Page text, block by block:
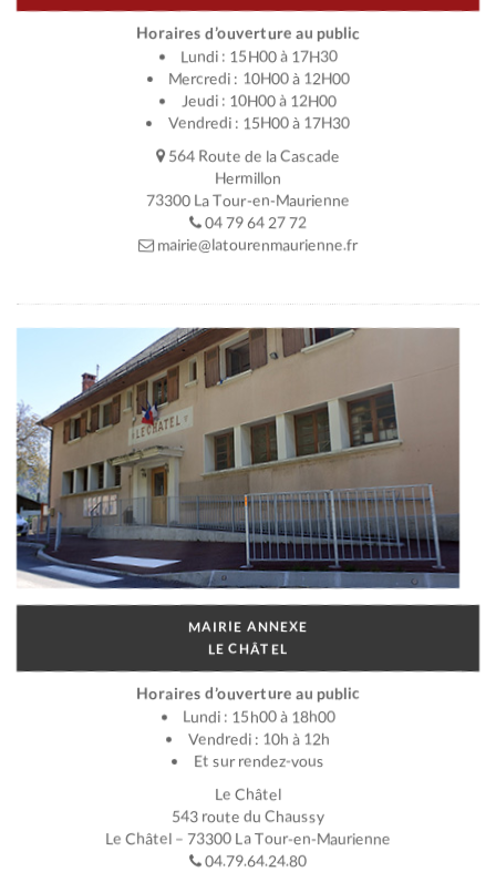
Horaires d’ouverture au public
Lundi : 15H00 à 17H30
Mercredi : 10H00 à 12H00
Jeudi : 10H00 à 12H00
Vendredi : 15H00 à 17H30
564 Route de la Cascade
Hermillon
73300 La Tour-en-Maurienne
04 79 64 27 72
mairie@latourenmaurienne.fr
MAIRIE ANNEXE
LE CHÂTEL
Horaires d’ouverture au public
Lundi : 15h00 à 18h00
Vendredi : 10h à 12h
Et sur rendez-vous
Le Châtel
543 route du Chaussy
Le Châtel – 73300 La Tour-en-Maurienne
04.79.64.24.80